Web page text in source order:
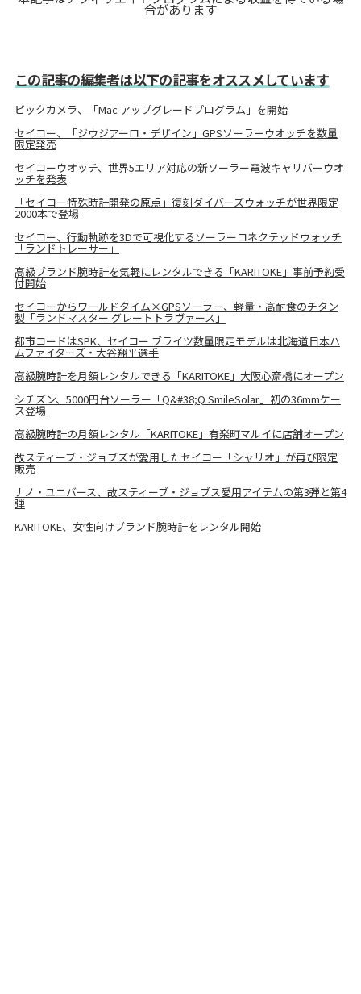
合があります
この記事の編集者は以下の記事をオススメしています
ビックカメラ、「Mac アップグレードプログラム」を開始
セイコー、「ジウジアーロ・デザイン」GPSソーラーウオッチを数量
限定発売
セイコーウオッチ、世界5エリア対応の新ソーラー電波キャリバーウオ
ッチを発表
「セイコー特殊時計開発の原点」復刻ダイバーズウォッチが世界限定
2000本で登場
セイコー、行動軌跡を3Dで可視化するソーラーコネクテッドウォッチ
「ランドトレーサー」
高級ブランド腕時計を気軽にレンタルできる「KARITOKE」事前予約受
付開始
セイコーからワールドタイム×GPSソーラー、軽量・高耐食のチタン
製「ランドマスター グレートトラヴァース」
都市コードはSPK、セイコー ブライツ数量限定モデルは北海道日本ハ
ムファイターズ・大谷翔平選手
高級腕時計を月額レンタルできる「KARITOKE」大阪心斎橋にオープン
シチズン、5000円台ソーラー「Q&#38;Q SmileSolar」初の36mmケー
ス登場
高級腕時計の月額レンタル「KARITOKE」有楽町マルイに店舗オープン
故スティーブ・ジョブズが愛用したセイコー「シャリオ」が再び限定
販売
ナノ・ユニバース、故スティーブ・ジョブス愛用アイテムの第3弾と第4
弾
KARITOKE、女性向けブランド腕時計をレンタル開始